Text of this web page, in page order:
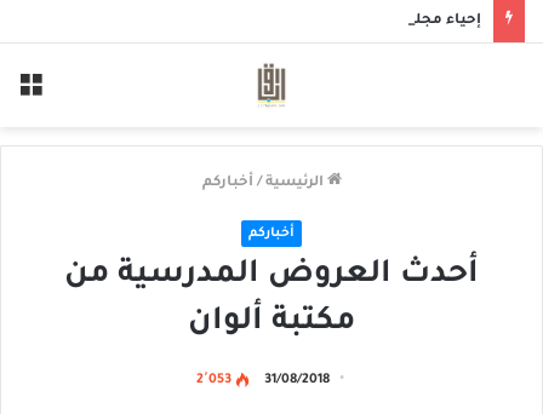
إحياء مجلس حسيني بمأتم الحاج أحمد منصور الخميس
الرئيسية / أخباركم
أخباركم
أحدث العروض المدرسية من
مكتبة ألوان
31/08/2018 2٬053